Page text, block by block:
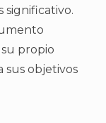
significativo.
propio
sus objetivos